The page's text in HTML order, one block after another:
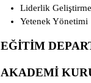
Liderlik Geliştirme
Yetenek Yönetimi
EĞİTİM
AKADEMİ